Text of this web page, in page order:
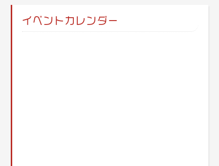
イベントカレンダー